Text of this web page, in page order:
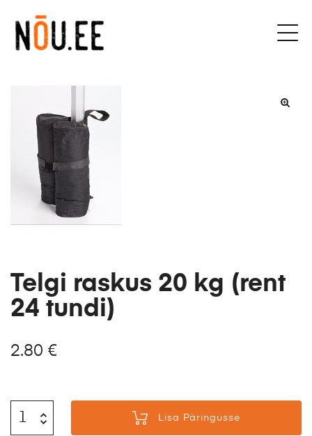
Telgi raskus 20 kg (rent
24 tundi)
2.80 €
Lisa Päringusse